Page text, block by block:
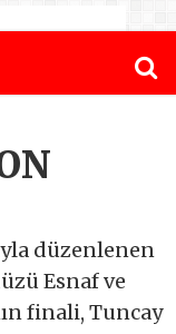
düzenlenen
Esnaf ve
finali, Tuncay